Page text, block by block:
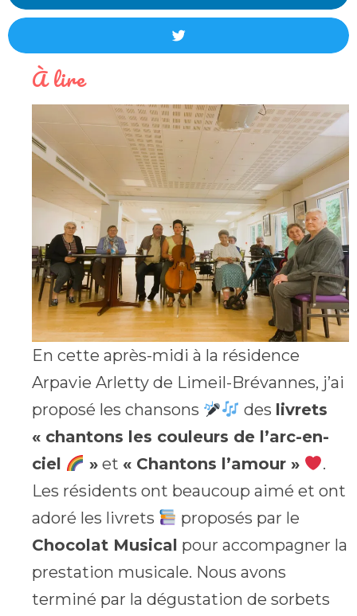
À lire
En cette après-midi à la résidence
Arpavie Arletty de Limeil-Brévannes, j’ai
proposé les chansons
des livrets
« chantons les couleurs de l’arc-en-
ciel
»et « Chantons l’amour »
.
Les résidents ont beaucoup aimé et ont
adoré les livrets
proposés par le
Chocolat Musical pour accompagner la
prestation musicale. Nous avons
terminé par la dégustation de sorbets